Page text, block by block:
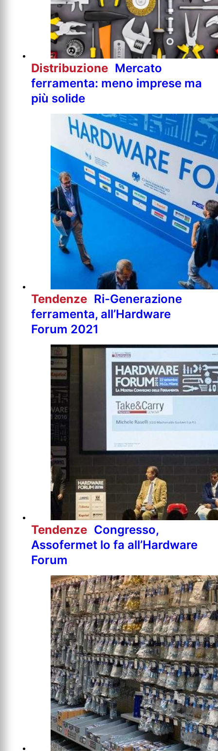
Distribuzione Mercato
ferramenta: meno imprese ma
più solide
Tendenze Ri-Generazione
ferramenta, all’Hardware
Forum 2021
Tendenze Congresso,
Assofermet lo fa all’Hardware
Forum